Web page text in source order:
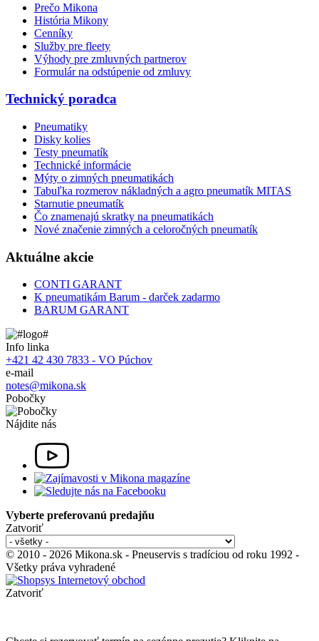
Prečo Mikona
História Mikony
Cenníky
Služby pre fleety
Výhody pre zmluvných partnerov
Formulár na odstúpenie od zmluvy
Technický poradca
Pneumatiky
Disky kolies
Testy pneumatík
Technické informácie
Mýty o zimných pneumatikách
Tabuľka rozmerov nákladných a agro pneumatík MITAS
Starnutie pneumatík
Čo znamenajú skratky na pneumatikách
Nové značenie zimných a celoročných pneumatík
Aktuálne akcie
CONTI GARANT
K pneumatikám Barum - darček zadarmo
BARUM GARANT
Info linka
+421 42 430 7833 - VO Púchov
e-mail
notes@mikona.sk
Pobočky
Nájdite nás
Vyberte preferovanú predajňu
Zatvoriť
© 2010 - 2026 Mikona.sk - Pneuservis s tradíciou od roku 1992 -
Všetky práva vyhradené
Zatvoriť